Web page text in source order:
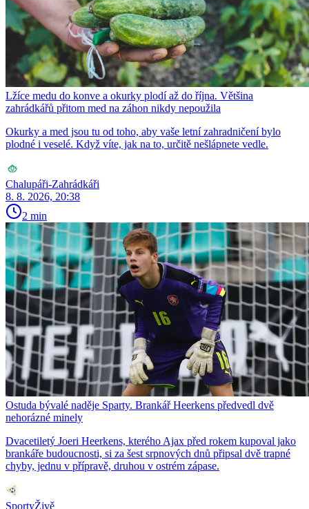
Lžíce medu do konve a okurky plodí až do října. Většina
zahrádkářů přitom med na záhon nikdy nepoužila
Okurky a med jsou tu od toho, aby vaše letní zahradničení bylo
plodné i veselé. Když víte, jak na to, určitě nešlápnete vedle.
Chalupáři-Zahrádkáři
8. 8. 2026, 20:38
2 min
Ostuda bývalé naděje Sparty. Brankář Heerkens předvedl dvě
nehorázné minely
Dvacetiletý Joeri Heerkens, kterého Ajax před rokem kupoval jako
brankáře budoucnosti, si za šest srpnových dnů připsal dvě trapné
chyby, jednu v přípravě, druhou v ostrém zápase.
SportyŽivě